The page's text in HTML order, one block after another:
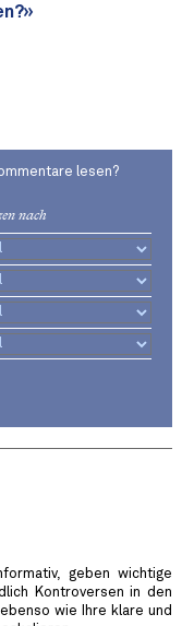
lesen?
nach
geben wichtige
Kontroversen in den
wie Ihre klare und